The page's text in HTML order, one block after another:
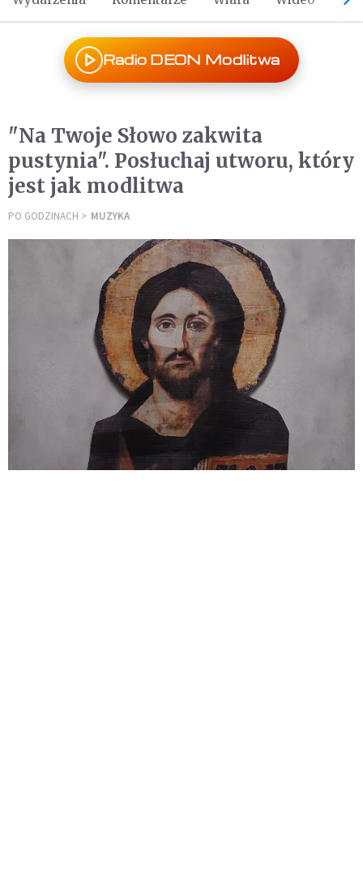
Radio DEON Modlitwa
"Na Twoje Słowo zakwita
pustynia". Posłuchaj utworu, który
jest jak modlitwa
PO GODZINACH MUZYKA